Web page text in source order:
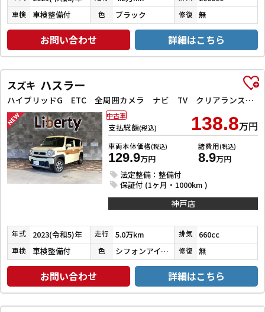
車検 車検整備付 色 ブラック 修復 無
お問い合わせ 詳細はこちら
スズキ ハスラー
ハイブリッドG ETC 全周囲カメラ ナビ TV クリアランスソナー オートクルーズコントロール レーンアシスト 衝突被害軽減システム オートライト スマートキー アイドリングストップ
支払総額(税込) 138.8万円
車両本体価格(税込)
129.9万円
諸費用(税込)
8.9万円
法定整備：整備付
保証付 (1ヶ月・1000km )
中古車
神戸店
年式 2023(令和5)年 走行 5.0万km 排気 660cc
車検 車検整備付 色 シフォンアイボリーメタリック 修復 無
お問い合わせ 詳細はこちら